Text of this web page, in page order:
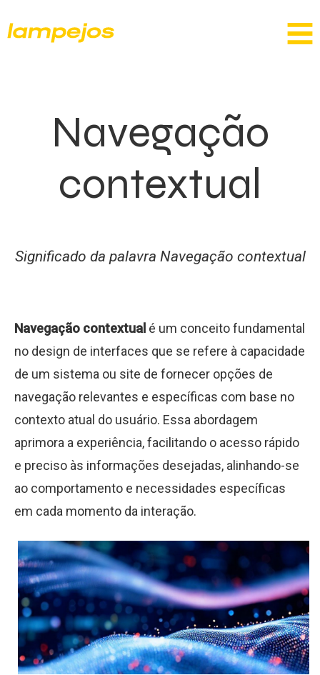
Navegação
contextual
Significado da palavra Navegação contextual
Navegação contextual é um conceito fundamental
no design de interfaces que se refere à capacidade
de um sistema ou site de fornecer opções de
navegação relevantes e específicas com base no
contexto atual do usuário. Essa abordagem
aprimora a experiência, facilitando o acesso rápido
e preciso às informações desejadas, alinhando-se
ao comportamento e necessidades específicas
em cada momento da interação.